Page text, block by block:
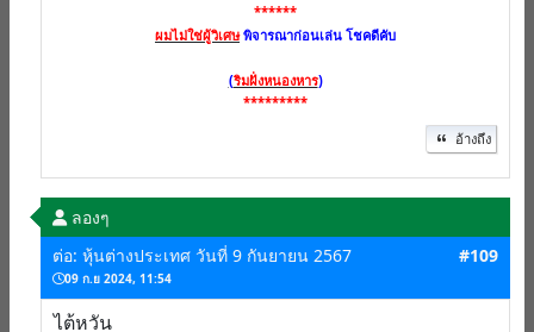
******
ผมไม่ใช่ผู้วิเศษพิจารณาก่อนเล่น โชคดีคับ
(ริมฝั่งหนองหาร)
*********
อ้างถึง
ลองๆ
ต่อ: หุ้นต่างประเทศ วันที่ 9 กันยายน 2567
09 ก.ย 2024, 11:54
#109
ไต้หวัน